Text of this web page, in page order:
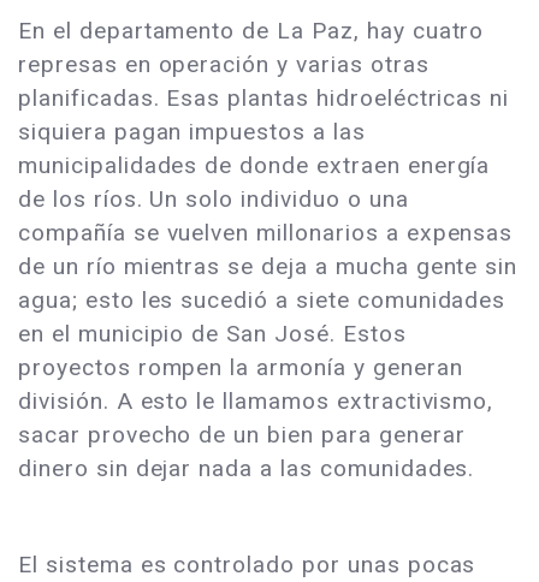
En el departamento de La Paz, hay cuatro
represas en operación y varias otras
planificadas. Esas plantas hidroeléctricas ni
siquiera pagan impuestos a las
municipalidades de donde extraen energía
de los ríos. Un solo individuo o una
compañía se vuelven millonarios a expensas
de un río mientras se deja a mucha gente sin
agua; esto les sucedió a siete comunidades
en el municipio de San José. Estos
proyectos rompen la armonía y generan
división. A esto le llamamos extractivismo,
sacar provecho de un bien para generar
dinero sin dejar nada a las comunidades.
El sistema es controlado por unas pocas